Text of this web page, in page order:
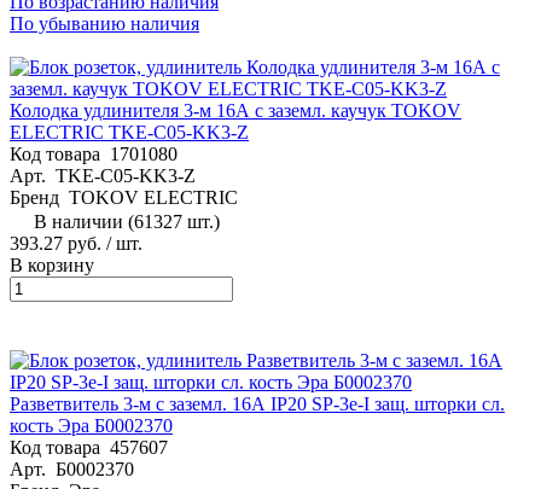
По убыванию наличия
Колодка удлинителя 3-м 16А с заземл. каучук TOKOV
ELECTRIC TKE-C05-KK3-Z
Код товара 1701080
Арт. TKE-C05-KK3-Z
Бренд TOKOV ELECTRIC
В наличии (61327 шт.)
393.27 руб. / шт.
В корзину
Разветвитель 3-м с заземл. 16А IP20 SP-3e-I защ. шторки сл.
кость Эра Б0002370
Код товара 457607
Арт. Б0002370